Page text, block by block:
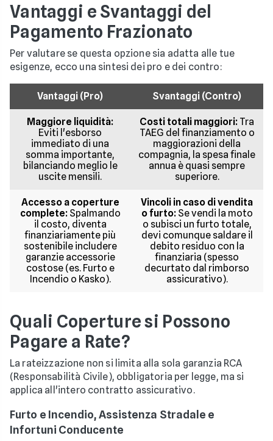
Vantaggi e Svantaggi del
Pagamento Frazionato
Per valutare se questa opzione sia adatta alle tue
esigenze, ecco una sintesi dei pro e dei contro:
Vantaggi (Pro) Svantaggi (Contro)
Maggiore liquidità:
Eviti l'esborso
immediato di una
somma importante,
bilanciando meglio le
uscite mensili.
Costi totali maggiori: Tra
TAEG del finanziamento o
maggiorazioni della
compagnia, la spesa finale
annua è quasi sempre
superiore.
Accesso a coperture
complete:Spalmando
il costo, diventa
finanziariamente più
sostenibile includere
garanzie accessorie
costose (es. Furto e
Incendio o Kasko).
Vincoli in caso di vendita
o furto:Se vendi la moto
o subisci un furto totale,
devi comunque saldare il
debito residuo con la
finanziaria (spesso
decurtato dal rimborso
assicurativo).
Quali Coperture si Possono
Pagare a Rate?
La rateizzazione non si limita alla sola garanzia RCA
(Responsabilità Civile), obbligatoria per legge, ma si
applica all'intero contratto assicurativo.
Furto e Incendio, Assistenza Stradale e
Infortuni Conducente